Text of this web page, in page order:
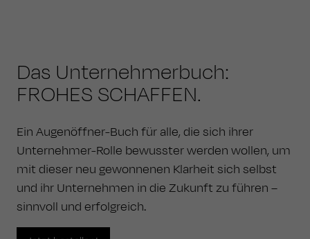
Das Unternehmerbuch:
FROHES SCHAFFEN.
Ein Augenöffner-Buch für alle, die sich ihrer
Unternehmer-Rolle bewusster werden wollen, um
mit dieser neu gewonnenen Klarheit sich selbst
und ihr Unternehmen in die Zukunft zu führen –
sinnvoll und erfolgreich.